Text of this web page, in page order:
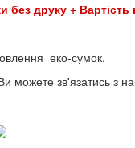
без друку +
еко-сумок.
можете зв'язатись з